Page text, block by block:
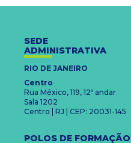
SEDE
ADMINISTRATIVA
RIO DE JANEIRO
Centro
Rua México, 119, 12º andar
Sala 1202
Centro | RJ | CEP: 20031-145
POLOS DE FORMAÇÃO